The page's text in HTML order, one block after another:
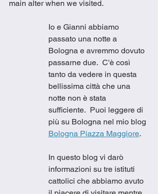
main alter when we visited.
Io e Gianni abbiamo
passato una notte a
Bologna e avremmo dovuto
passarne due.  C'è così
tanto da vedere in questa
bellissima città che una
notte non è stata
sufficiente.  Puoi leggere di
più su Bologna nel mio blog
Bologna Piazza Maggiore.
In questo blog vi darò
informazioni su tre istituti
cattolici che abbiamo avuto